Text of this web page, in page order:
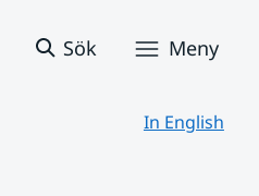
Sök Meny
In English